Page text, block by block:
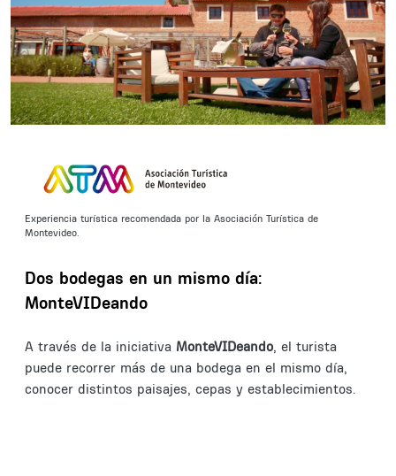
Experiencia turística recomendada por la Asociación Turística de
Montevideo.
Dos bodegas en un mismo día:
MonteVIDeando
A través de la iniciativa MonteVIDeando, el turista
puede recorrer más de una bodega en el mismo día,
conocer distintos paisajes, cepas y establecimientos.